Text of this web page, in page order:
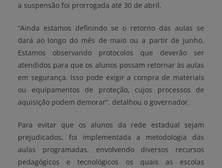
a suspensão foi prorrogada até 30 de abril.
“Ainda estamos definindo se o retorno das aulas se
dará ao longo do mês de maio ou a partir de junho.
Estamos observando protocolos que deverão ser
atendidos para que os alunos possam retornar às aulas
em segurança. Isso pode exigir a compra de materiais
ou equipamentos de proteção, cujos processos de
aquisição podem demorar”, detalhou o governador.
Para evitar que os alunos da rede estadual sejam
prejudicados, foi implementada a metodologia das
aulas programadas, envolvendo diversos recursos
pedagógicos e tecnológicos os quais as escolas